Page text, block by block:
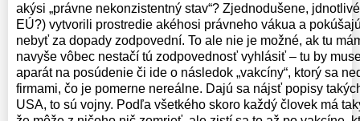
akýsi „právne nekonzistentný stav“? Zjednodušene,
EÚ?) vytvorili prostredie akéhosi právneho vákua a
nebyť za dopady zodpovední. To ale nie je možné, ak tu
navyše vôbec nestačí tú zodpovednosť vyhlásiť – tu by
aparát na posúdenie či ide o následok „vakcíny“, ktorý sa
firmami, čo je pomerne nereálne. Dajú sa nájsť popisy
USA, to sú vojny. Podľa všetkého skoro každý človek má